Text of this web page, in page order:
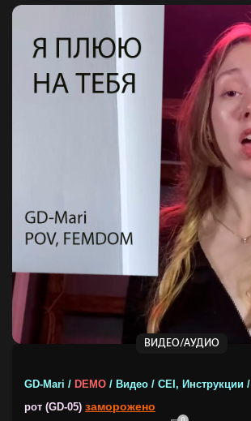
ВИДЕО/АУДИО
GD-Mari / DEMO / Видео / CEI, Инструкции /
рот (GD-05) заморожено